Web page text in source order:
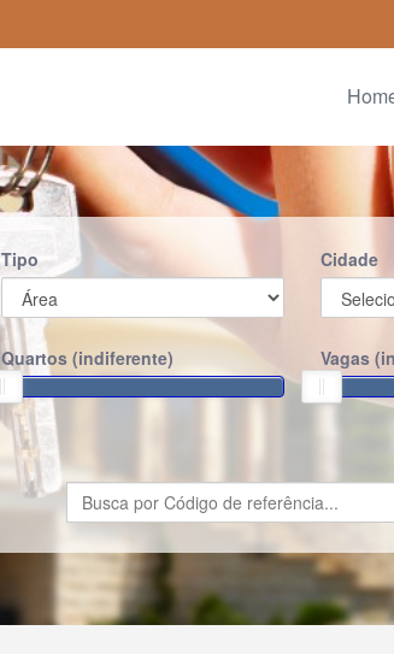
Tipo Cidade
Quartos (indiferente) Vagas (